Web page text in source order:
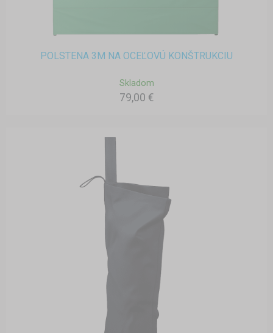
POLSTENA 3M NA OCEĽOVÚ KONŠTRUKCIU
Skladom
79,00 €